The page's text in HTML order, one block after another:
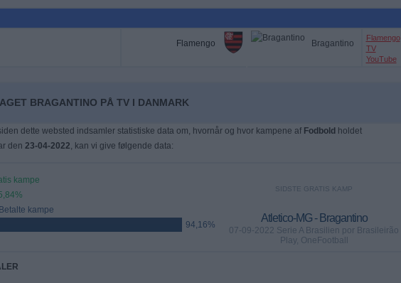
Flamengo Bragantino
Flamengo
TV
YouTube
BRAGANTINO PÅ TV I DANMARK
dette websted indsamler statistiske data om, hvornår og hvor kampene af Fodbold holdet
den 23-04-2022, kan vi give følgende data:
kampe
kampe
94,16%
SIDSTE GRATIS KAMP
Atletico-MG - Bragantino
07-09-2022 Serie A Brasilien por Brasileirão
Play, OneFootball